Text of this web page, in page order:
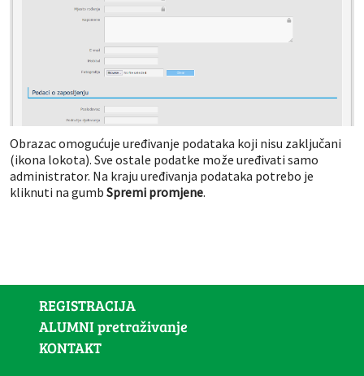
Obrazac omogućuje uređivanje podataka koji nisu zaključani
(ikona lokota). Sve ostale podatke može uređivati samo
administrator. Na kraju uređivanja podataka potrebo je
kliknuti na gumb Spremi promjene.
REGISTRACIJA
ALUMNI pretraživanje
KONTAKT